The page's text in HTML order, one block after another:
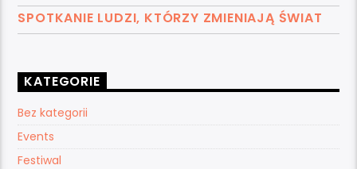
SPOTKANIE LUDZI, KTÓRZY ZMIENIAJĄ ŚWIAT
KATEGORIE
Bez kategorii
Events
Festiwal